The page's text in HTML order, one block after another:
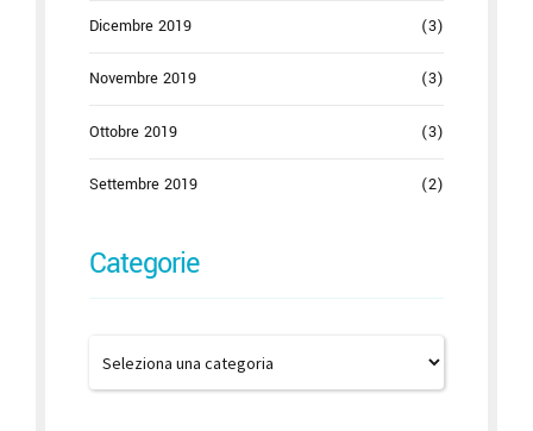
Dicembre 2019 (3)
Novembre 2019 (3)
Ottobre 2019 (3)
Settembre 2019 (2)
Categorie